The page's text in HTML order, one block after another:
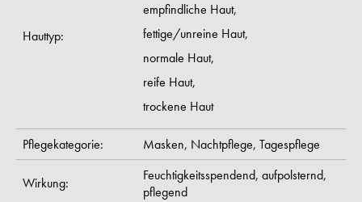
Hauttyp:
empfindliche Haut,
fettige/unreine Haut,
normale Haut,
reife Haut,
trockene Haut
Pflegekategorie: Masken, Nachtpflege, Tagespflege
Wirkung: Feuchtigkeitsspendend, aufpolsternd,
pflegend